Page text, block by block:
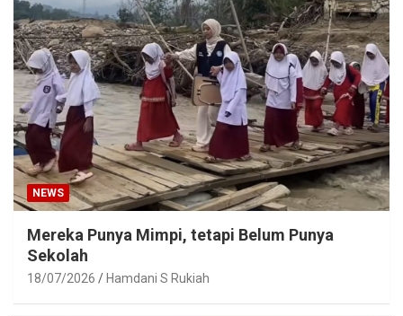
NEWS
Mereka Punya Mimpi, tetapi Belum Punya
Sekolah
18/07/2026 Hamdani S Rukiah